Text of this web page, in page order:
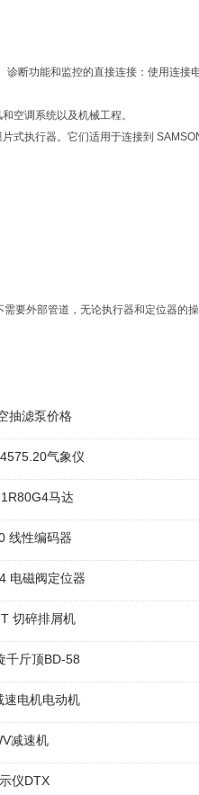
诊断功能和监控的直接连接：使用连
空调系统以及机械工程。
式执行器。它们适用于连接到
要外部管道，无论执行器和定位器的操
抽滤泵价格
气象仪
马达
线性编码器
电磁阀定位器
切碎排屑机
千斤顶BD-58
速电机电动机
减速机
仪DTX